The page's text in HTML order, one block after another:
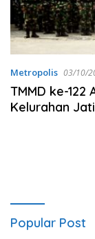
Metropolis 03/10/
TMMD ke-122
Kelurahan
Popular Post